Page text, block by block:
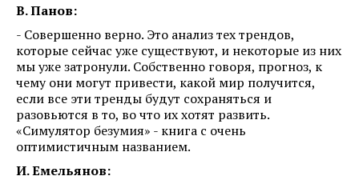
В. Панов:
- Совершенно верно. Это анализ тех трендов,
которые сейчас уже существуют, и некоторые из них
мы уже затронули. Собственно говоря, прогноз, к
чему они могут привести, какой мир получится,
если все эти тренды будут сохраняться и
разовьются в то, во что их хотят развить.
«Симулятор безумия» - книга с очень
оптимистичным названием.
И. Емельянов: